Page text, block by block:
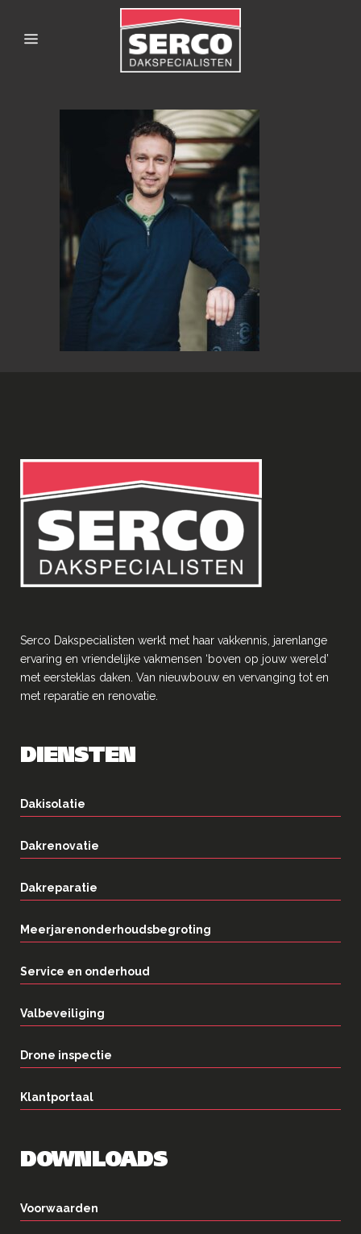
Serco Dakspecialisten werkt met haar vakkennis, jarenlange
ervaring en vriendelĳke vakmensen ‘boven op jouw wereld’
met eersteklas daken. Van nieuwbouw en vervanging tot en
met reparatie en renovatie.
DIENSTEN
Dakisolatie
Dakrenovatie
Dakreparatie
Meerjarenonderhoudsbegroting
Service en onderhoud
Valbeveiliging
Drone inspectie
Klantportaal
DOWNLOADS
Voorwaarden